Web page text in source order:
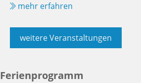
mehr erfahren
weitere Veranstaltungen
Ferienprogramm